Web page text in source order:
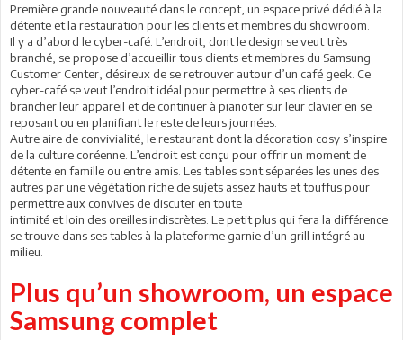
Première grande nouveauté dans le concept, un espace privé dédié à la
détente et la restauration pour les clients et membres du showroom.
Il y a d’abord le cyber-café. L’endroit, dont le design se veut très
branché, se propose d’accueillir tous clients et membres du Samsung
Customer Center, désireux de se retrouver autour d’un café geek. Ce
cyber-café se veut l’endroit idéal pour permettre à ses clients de
brancher leur appareil et de continuer à pianoter sur leur clavier en se
reposant ou en planifiant le reste de leurs journées.
Autre aire de convivialité, le restaurant dont la décoration cosy s’inspire
de la culture coréenne. L’endroit est conçu pour offrir un moment de
détente en famille ou entre amis. Les tables sont séparées les unes des
autres par une végétation riche de sujets assez hauts et touffus pour
permettre aux convives de discuter en toute
intimité et loin des oreilles indiscrètes. Le petit plus qui fera la différence
se trouve dans ses tables à la plateforme garnie d’un grill intégré au
milieu.
Plus qu’un showroom, un espace
Samsung complet